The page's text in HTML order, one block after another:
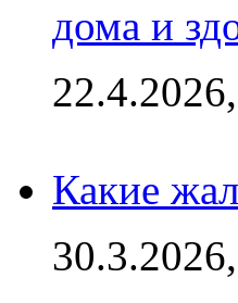
дома и
Какие